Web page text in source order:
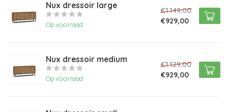
Nux dressoir large
Op voorraad
€1.149,00
€929,00
Nux dressoir medium
Op voorraad
€1.129,00
€929,00